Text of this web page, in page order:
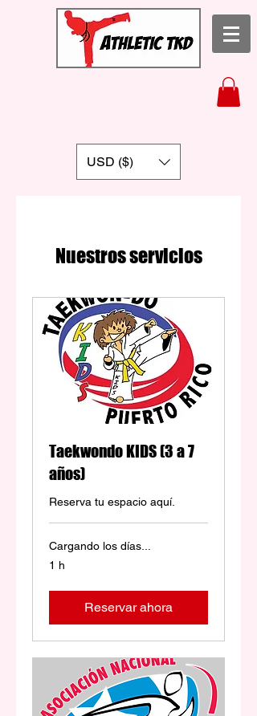
USD ($)
Nuestros servicios
Taekwondo KIDS (3 a 7
años)
Reserva tu espacio aquí.
Cargando los días...
1 h
Reservar ahora